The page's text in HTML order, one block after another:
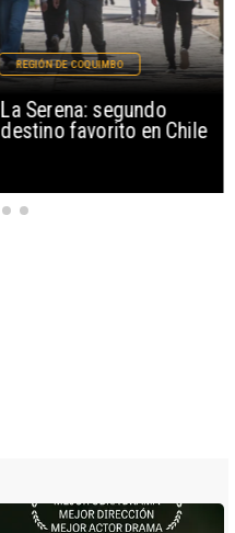
La Serena: segundo
destino favorito en Chile
REGIÓN DE COQUIMBO